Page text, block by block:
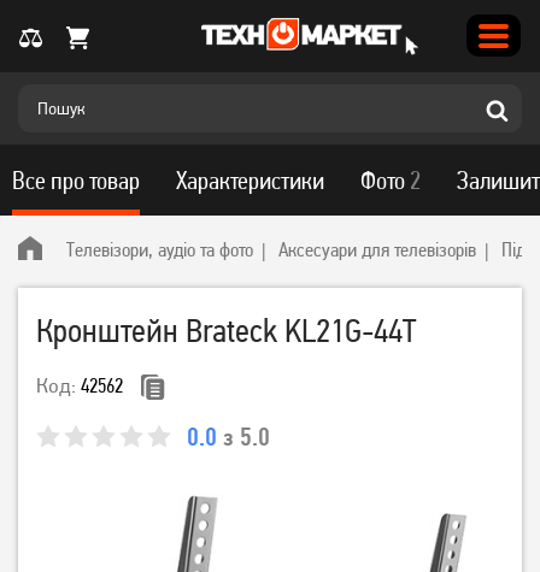
Телевізори, аудіо та фото Аксесуари для телевізорів
Кронштейн Brateck KL21G-44Т
Код: 42562
0.0 з 5.0
Все про товар Характеристики Фото 2